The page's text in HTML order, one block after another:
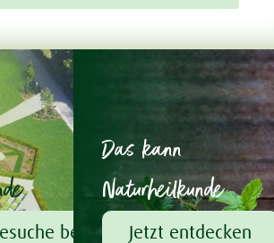
bei A.Vogel
Das kann
Naturheilkunde
Jetzt entdecken